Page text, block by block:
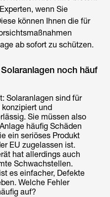
wenn Sie
können Ihnen die für
ab sofort zu schützen.
noch häuf
Solaranlagen sind für
konzipiert und
Sie müssen also
häufig Schäden
ein seriöses Produkt
EU zugelassen ist.
hat allerdings auch
Schwachstellen.
es einfacher, Defekte
Welche Fehler
auf?